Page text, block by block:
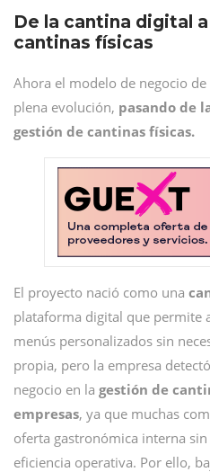
De la cantina digital
cantinas físicas
Ahora el modelo de negocio de
plena evolución, pasando de
gestión de cantinas físicas.
El proyecto nació como una
plataforma digital que permite
menús personalizados sin
propia, pero la empresa
negocio en la gestión de
empresas, ya que muchas
oferta gastronómica interna
eficiencia operativa. Por ello,